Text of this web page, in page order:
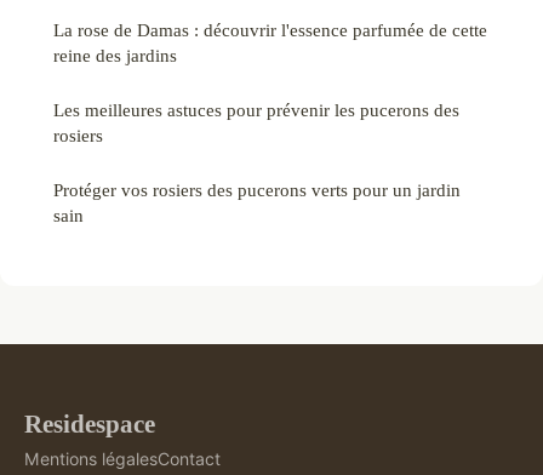
La rose de Damas : découvrir l'essence parfumée de cette
reine des jardins
Les meilleures astuces pour prévenir les pucerons des
rosiers
Protéger vos rosiers des pucerons verts pour un jardin
sain
Residespace
Mentions légalesContact